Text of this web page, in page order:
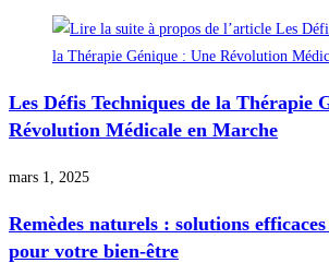
Les Défis Techniques de la Thérapie
Révolution Médicale en Marche
mars 1, 2025
Remèdes naturels : solutions
pour votre bien-être